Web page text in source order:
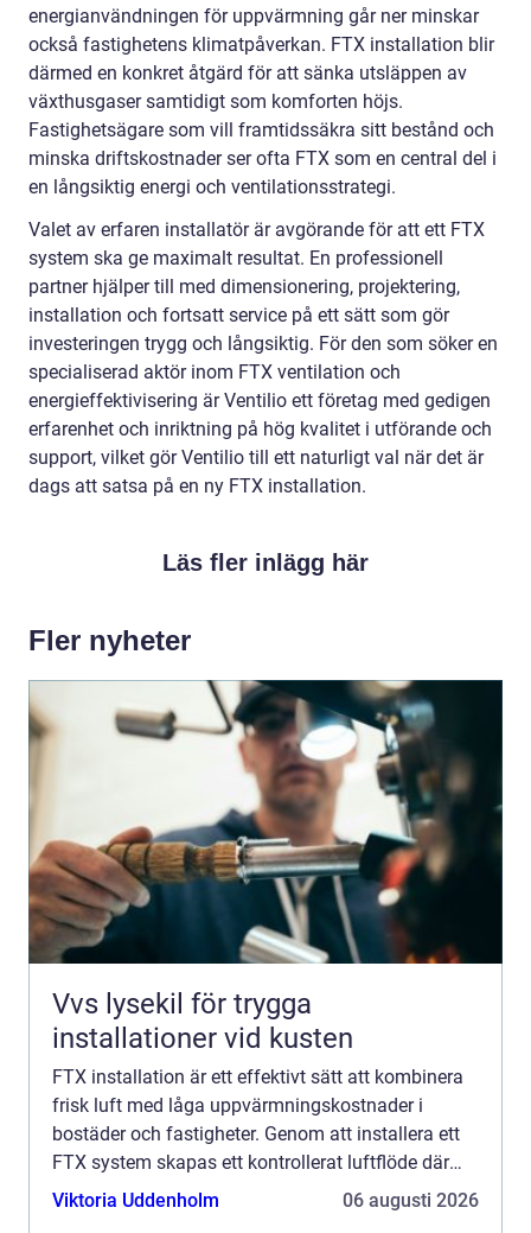
energianvändningen för uppvärmning går ner minskar
också fastighetens klimatpåverkan. FTX installation blir
därmed en konkret åtgärd för att sänka utsläppen av
växthusgaser samtidigt som komforten höjs.
Fastighetsägare som vill framtidssäkra sitt bestånd och
minska driftskostnader ser ofta FTX som en central del i
en långsiktig energi och ventilationsstrategi.
Valet av erfaren installatör är avgörande för att ett FTX
system ska ge maximalt resultat. En professionell
partner hjälper till med dimensionering, projektering,
installation och fortsatt service på ett sätt som gör
investeringen trygg och långsiktig. För den som söker en
specialiserad aktör inom FTX ventilation och
energieffektivisering är Ventilio ett företag med gedigen
erfarenhet och inriktning på hög kvalitet i utförande och
support, vilket gör Ventilio till ett naturligt val när det är
dags att satsa på en ny FTX installation.
Läs fler inlägg här
Fler nyheter
Vvs lysekil för trygga
installationer vid kusten
FTX installation är ett effektivt sätt att kombinera
frisk luft med låga uppvärmningskostnader i
bostäder och fastigheter. Genom att installera ett
FTX system skapas ett kontrollerat luftflöde där
den varma fr&arin...
Viktoria Uddenholm 06 augusti 2026